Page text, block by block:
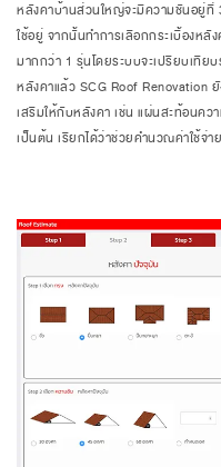
หลังคาบ้านส่วนใหญ่จะมีความชันอยู่ที่
ใช้อยู่ จากนั้นทำการเลือกกระเบื้องหลั
มากกว่า 1 รุ่นโดยระบบจะเปรียบเทีย
หลังคาแล้ว SCG Roof Renovation
เสริมให้กับหลังคา เช่น แผ่นสะท้อนคว
เป็นต้น เรียกได้ว่าช่วยคำนวณค่าใช้จ่า